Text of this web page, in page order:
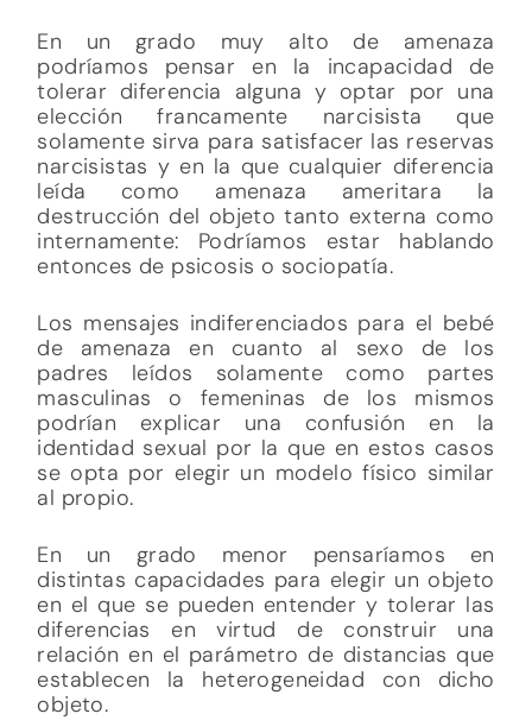
En un grado muy alto de amenaza
podríamos pensar en la incapacidad de
tolerar diferencia alguna y optar por una
elección francamente narcisista que
solamente sirva para satisfacer las reservas
narcisistas y en la que cualquier diferencia
leída como amenaza ameritara la
destrucción del objeto tanto externa como
internamente: Podríamos estar hablando
entonces de psicosis o sociopatía.
Los mensajes indiferenciados para el bebé
de amenaza en cuanto al sexo de los
padres leídos solamente como partes
masculinas o femeninas de los mismos
podrían explicar una confusión en la
identidad sexual por la que en estos casos
se opta por elegir un modelo físico similar
al propio.
En un grado menor pensaríamos en
distintas capacidades para elegir un objeto
en el que se pueden entender y tolerar las
diferencias en virtud de construir una
relación en el parámetro de distancias que
establecen la heterogeneidad con dicho
objeto.